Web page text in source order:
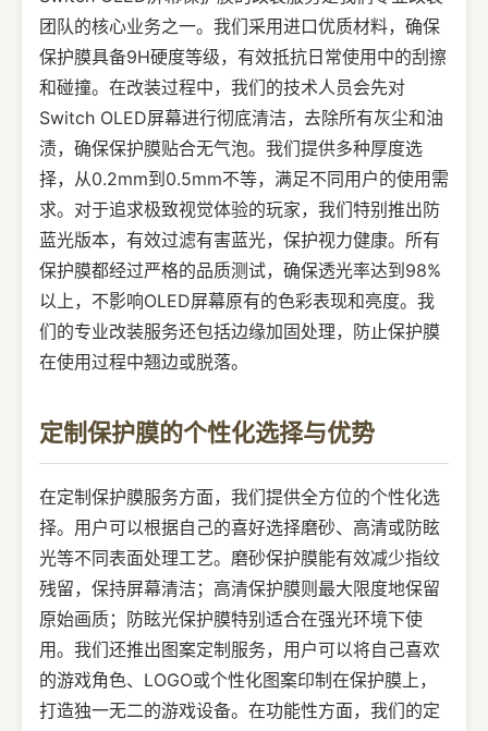
团队的核心业务之一。我们采用进口优质材料，确保
保护膜具备9H硬度等级，有效抵抗日常使用中的刮擦
和碰撞。在改装过程中，我们的技术人员会先对
Switch OLED屏幕进行彻底清洁，去除所有灰尘和油
渍，确保保护膜贴合无气泡。我们提供多种厚度选
择，从0.2mm到0.5mm不等，满足不同用户的使用需
求。对于追求极致视觉体验的玩家，我们特别推出防
蓝光版本，有效过滤有害蓝光，保护视力健康。所有
保护膜都经过严格的品质测试，确保透光率达到98%
以上，不影响OLED屏幕原有的色彩表现和亮度。我
们的专业改装服务还包括边缘加固处理，防止保护膜
在使用过程中翘边或脱落。
定制保护膜的个性化选择与优势
在定制保护膜服务方面，我们提供全方位的个性化选
择。用户可以根据自己的喜好选择磨砂、高清或防眩
光等不同表面处理工艺。磨砂保护膜能有效减少指纹
残留，保持屏幕清洁；高清保护膜则最大限度地保留
原始画质；防眩光保护膜特别适合在强光环境下使
用。我们还推出图案定制服务，用户可以将自己喜欢
的游戏角色、LOGO或个性化图案印制在保护膜上，
打造独一无二的游戏设备。在功能性方面，我们的定